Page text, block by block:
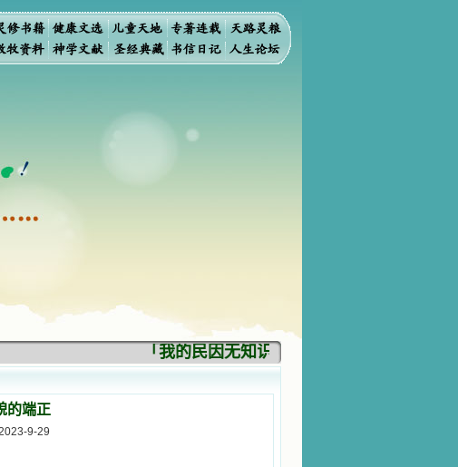
「我的民因无知识而灭亡。你弃掉知识，我
的端正
9-29